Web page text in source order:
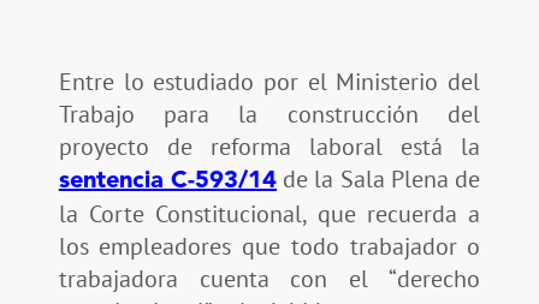
Entre lo estudiado por el Ministerio del
Trabajo para la construcción del
proyecto de reforma laboral está la
sentencia C-593/14 de la Sala Plena de
la Corte Constitucional, que recuerda a
los empleadores que todo trabajador o
trabajadora cuenta con el “derecho